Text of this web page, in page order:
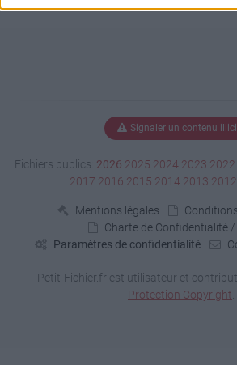
Signaler un contenu
Fichiers publics: 2026 2025 2024 2023 2022
2017 2016 2015 2014 2013 2012
Mentions légales
Charte de Confidentialité /
Paramètres de confidentialité
Petit-Fichier.fr est utilisateur et
Protection Copyright